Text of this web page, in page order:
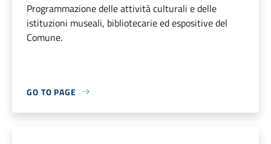
Programmazione delle attività culturali e delle
istituzioni museali, bibliotecarie ed espositive del
Comune.
GO TO PAGE